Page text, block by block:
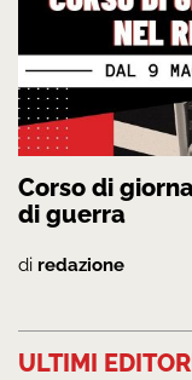
Corso di
di guerra
di redazione
ULTIMI